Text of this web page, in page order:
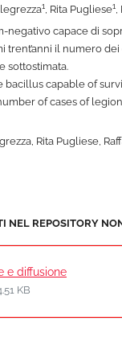
1 , Rita Pugliese1
capace di
trent’anni il numero
sottostimata.
bacillus capable of
of cases of
Rita Pugliese,
NEL REPOSITORY
e diffusione
KB